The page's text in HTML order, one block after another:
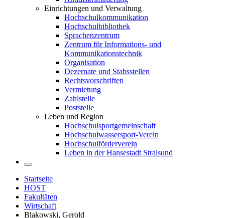
Einrichtungen und Verwaltung
Hochschulkommunikation
Hochschulbibliothek
Sprachenzentrum
Zentrum für Informations- und
Kommunikationstechnik
Organisation
Dezernate und Stabsstellen
Rechtsvorschriften
Vermietung
Zahlstelle
Poststelle
Leben und Region
Hochschulsportgemeinschaft
Hochschulwassersport-Verein
Hochschulförderverein
Leben in der Hansestadt Stralsund
Startseite
HOST
Fakultäten
Wirtschaft
Blakowski, Gerold